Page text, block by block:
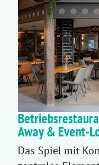
Away & Event-
Das Spiel mit